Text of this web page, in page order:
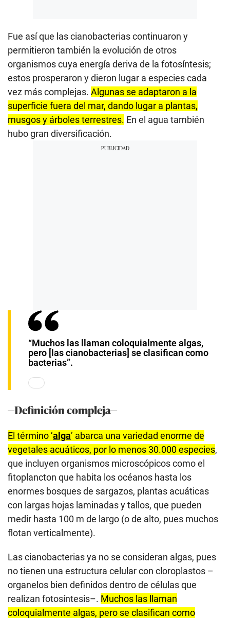
Fue así que las cianobacterias continuaron y
permitieron también la evolución de otros
organismos cuya energía deriva de la fotosíntesis;
estos prosperaron y dieron lugar a especies cada
vez más complejas. Algunas se adaptaron a la
superficie fuera del mar, dando lugar a plantas,
musgos y árboles terrestres. En el agua también
hubo gran diversificación.
“Muchos las llaman coloquialmente algas,
pero [las cianobacterias] se clasifican como
bacterias”.
—Definición compleja—
El término ‘alga’ abarca una variedad enorme de
vegetales acuáticos, por lo menos 30.000 especies,
que incluyen organismos microscópicos como el
fitoplancton que habita los océanos hasta los
enormes bosques de sargazos, plantas acuáticas
con largas hojas laminadas y tallos, que pueden
medir hasta 100 m de largo (o de alto, pues muchos
flotan verticalmente).
Las cianobacterias ya no se consideran algas, pues
no tienen una estructura celular con cloroplastos –
organelos bien definidos dentro de células que
realizan fotosíntesis–. Muchos las llaman
coloquialmente algas, pero se clasifican como